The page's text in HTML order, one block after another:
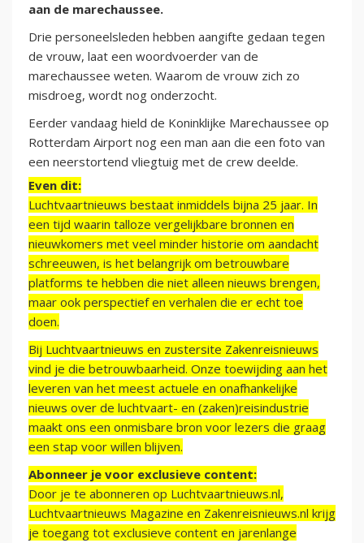
aan de marechaussee.
Drie personeelsleden hebben aangifte gedaan tegen
de vrouw, laat een woordvoerder van de
marechaussee weten. Waarom de vrouw zich zo
misdroeg, wordt nog onderzocht.
Eerder vandaag hield de Koninklijke Marechaussee op
Rotterdam Airport nog een man aan die een foto van
een neerstortend vliegtuig met de crew deelde.
Even dit:
Luchtvaartnieuws bestaat inmiddels bijna 25 jaar. In
een tijd waarin talloze vergelijkbare bronnen en
nieuwkomers met veel minder historie om aandacht
schreeuwen, is het belangrijk om betrouwbare
platforms te hebben die niet alleen nieuws brengen,
maar ook perspectief en verhalen die er echt toe
doen.
Bij Luchtvaartnieuws en zustersite Zakenreisnieuws
vind je die betrouwbaarheid. Onze toewijding aan het
leveren van het meest actuele en onafhankelijke
nieuws over de luchtvaart- en (zaken)reisindustrie
maakt ons een onmisbare bron voor lezers die graag
een stap voor willen blijven.
Abonneer je voor exclusieve content:
Door je te abonneren op Luchtvaartnieuws.nl,
Luchtvaartnieuws Magazine en Zakenreisnieuws.nl krijg
je toegang tot exclusieve content en jarenlange